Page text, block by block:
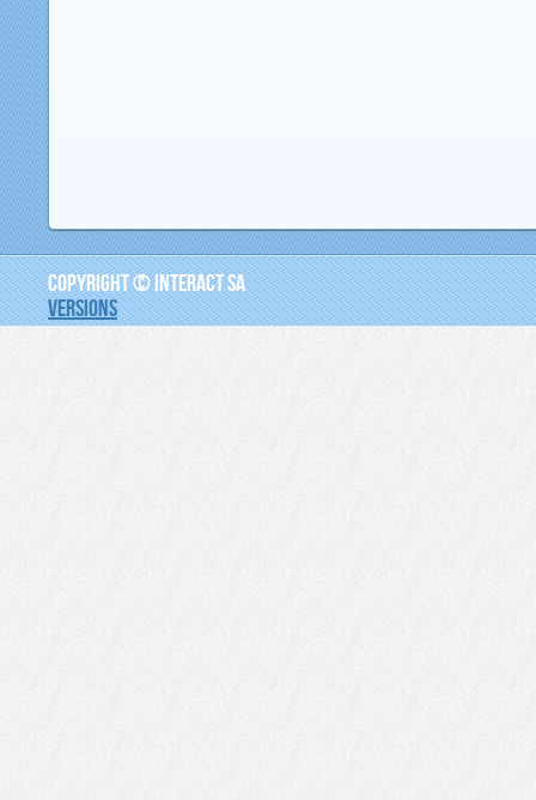
COPYRIGHT © INTERACT SA
VERSIONS